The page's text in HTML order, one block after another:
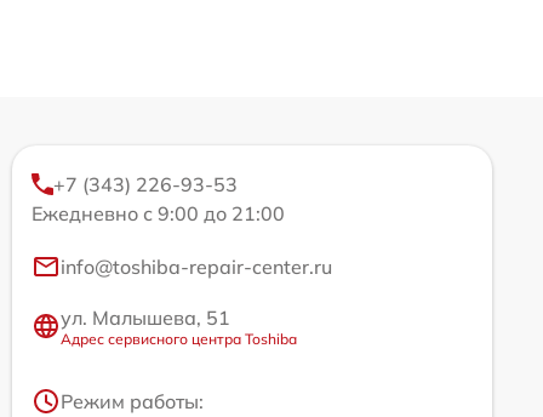
+7 (343) 226-93-53
Ежедневно с 9:00 до 21:00
info@toshiba-repair-center.ru
ул. Малышева, 51
Адрес сервисного центра Toshiba
Режим работы: